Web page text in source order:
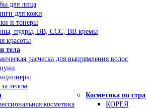
для лица
для кожи
и тонеры
пудры, ВВ, ССС, ВВ кремы
красоты
тела
расческа для выпрямления волос
телом
косметика
Косметика по
КОРЕЯ